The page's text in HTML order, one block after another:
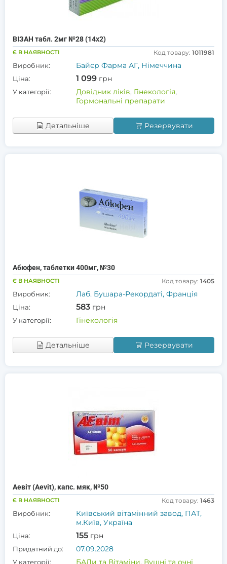
ВІЗАН табл. 2мг №28 (14х2)
Є В НАЯВНОСТІ Код товару: 1011981
Виробник: Байєр Фарма АГ, Німеччина
Ціна: 1 099 грн
У категорії: Довідник ліків, Гінекологія,
Гормональні препарати
Детальніше Резервувати
Абюфен, таблетки 400мг, №30
Є В НАЯВНОСТІ Код товару: 1405
Виробник: Лаб. Бушара-Рекордаті, Франція
Ціна: 583 грн
У категорії: Гінекологія
Детальніше Резервувати
Аевіт (Aevit), капс. мяк, №50
Є В НАЯВНОСТІ Код товару: 1463
Виробник:
Київський вітамінний завод, ПАТ,
м.Київ, Україна
Ціна: 155 грн
Придатний до: 07.09.2028
У категорії: